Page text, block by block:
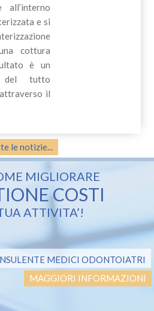
e si
cottura
è un
del tutto
il
le notizie...
MIGLIORARE
COSTI
ATTIVITA’!
MEDICI ODONTOIATRI
MAGGIORI INFORMAZIONI